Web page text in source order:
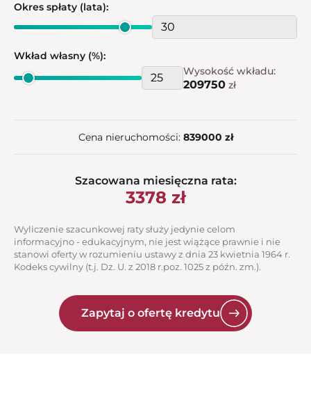
Okres spłaty (lata):
Wkład własny (%):
Wysokość wkładu:
209750 zł
Cena nieruchomości: 839000 zł
Szacowana miesięczna rata:
3378 zł
Wyliczenie szacunkowej raty służy jedynie celom
informacyjno - edukacyjnym, nie jest wiążące prawnie i nie
stanowi oferty w rozumieniu ustawy z dnia 23 kwietnia 1964 r.
Kodeks cywilny (t.j. Dz. U. z 2018 r.poz. 1025 z późn. zm.).
Zapytaj o ofertę kredytu